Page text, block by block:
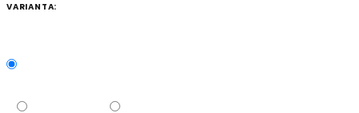
VARIANTA: